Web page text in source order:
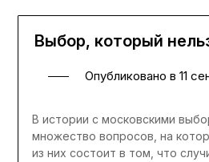
Выбор, который
Опубликовано в 11
В истории с московскими
множество вопросов, на
из них состоит в том, что